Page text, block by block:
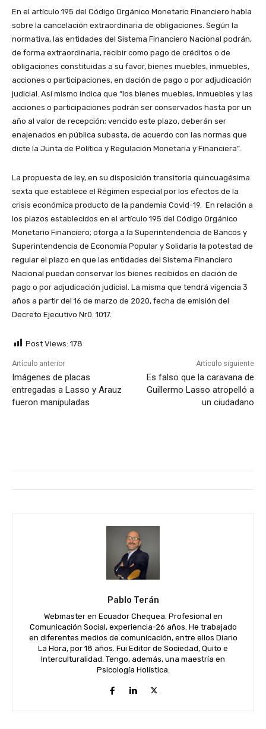
En el artículo 195 del Código Orgánico Monetario Financiero habla
sobre la cancelación extraordinaria de obligaciones. Según la
normativa, las entidades del Sistema Financiero Nacional podrán,
de forma extraordinaria, recibir como pago de créditos o de
obligaciones constituidas a su favor, bienes muebles, inmuebles,
acciones o participaciones, en dación de pago o por adjudicación
judicial. Así mismo indica que “los bienes muebles, inmuebles y las
acciones o participaciones podrán ser conservados hasta por un
año al valor de recepción; vencido este plazo, deberán ser
enajenados en pública subasta, de acuerdo con las normas que
dicte la Junta de Política y Regulación Monetaria y Financiera”.
La propuesta de ley, en su disposición transitoria quincuagésima
sexta que establece el Régimen especial por los efectos de la
crisis económica producto de la pandemia Covid-19. En relación a
los plazos establecidos en el artículo 195 del Código Orgánico
Monetario Financiero; otorga a la Superintendencia de Bancos y
Superintendencia de Economía Popular y Solidaria la potestad de
regular el plazo en que las entidades del Sistema Financiero
Nacional puedan conservar los bienes recibidos en dación de
pago o por adjudicación judicial. La misma que tendrá vigencia 3
años a partir del 16 de marzo de 2020, fecha de emisión del
Decreto Ejecutivo Nr0. 1017.
Post Views: 178
Artículo anterior
Imágenes de placas
entregadas a Lasso y Arauz
fueron manipuladas
Artículo siguiente
Es falso que la caravana de
Guillermo Lasso atropelló a
un ciudadano
Pablo Terán
Webmaster en Ecuador Chequea. Profesional en
Comunicación Social, experiencia-26 años. He trabajado
en diferentes medios de comunicación, entre ellos Diario
La Hora, por 18 años. Fui Editor de Sociedad, Quito e
Interculturalidad. Tengo, además, una maestría en
Psicología Holística.